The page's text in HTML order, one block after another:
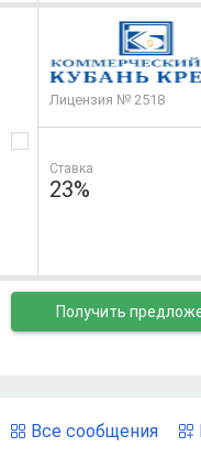
Лицензия № 2518
Ставка
23%
Получить
Все сообщения